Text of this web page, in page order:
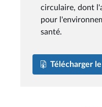
circulaire, dont
pour
santé.
Télécharger